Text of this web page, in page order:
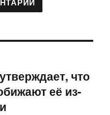
что
её из-